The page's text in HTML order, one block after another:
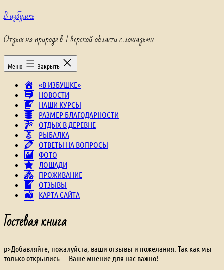
Перейти
к
В избушке
Отдых на природе в Тверской области с лошадьми
Меню Закрыть
«В ИЗБУШКЕ»
НОВОСТИ
НАШИ КУРСЫ
РАЗМЕР БЛАГОДАРНОСТИ
ОТДЫХ В ДЕРЕВНЕ
РЫБАЛКА
ОТВЕТЫ НА ВОПРОСЫ
ФОТО
ЛОШАДИ
ПРОЖИВАНИЕ
ОТЗЫВЫ
КАРТА САЙТА
Гостевая книга
p>Добавляйте, пожалуйста, ваши отзывы и пожелания. Так как мы
только открылись — Ваше мнение для нас важно!